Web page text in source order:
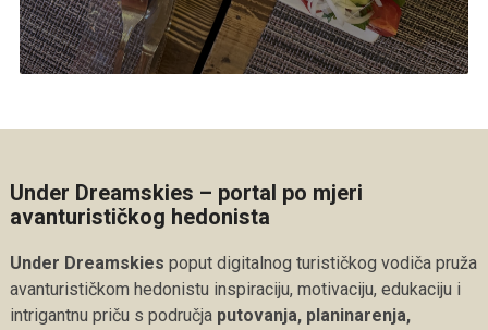
Under Dreamskies – portal po mjeri
avanturističkog hedonista
Under Dreamskies poput digitalnog turističkog vodiča pruža
avanturističkom hedonistu inspiraciju, motivaciju, edukaciju i
intrigantnu priču s područja putovanja, planinarenja,